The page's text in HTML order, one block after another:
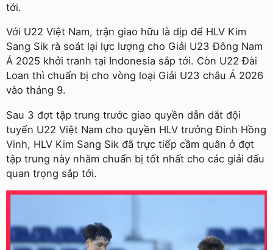
tới.
Với U22 Việt Nam, trận giao hữu là dịp để HLV Kim
Sang Sik rà soát lại lực lượng cho Giải U23 Đông Nam
Á 2025 khởi tranh tại Indonesia sắp tới. Còn U22 Đài
Loan thì chuẩn bị cho vòng loại Giải U23 châu Á 2026
vào tháng 9.
Sau 3 đợt tập trung trước giao quyền dẫn dắt đội
tuyển U22 Việt Nam cho quyền HLV trưởng Đinh Hồng
Vinh, HLV Kim Sang Sik đã trực tiếp cầm quân ở đợt
tập trung này nhằm chuẩn bị tốt nhất cho các giải đấu
quan trọng sắp tới.